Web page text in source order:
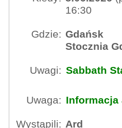
16:30
Gdzie: Gdańsk
Stocznia
Uwagi: Sabbath
Uwaga: Informacja
Wystąpili: Ard